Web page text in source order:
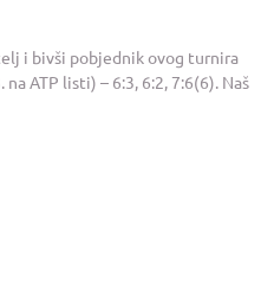
i bivši pobjednik ovog turnira
ATP listi) – 6:3, 6:2, 7:6(6). Naš